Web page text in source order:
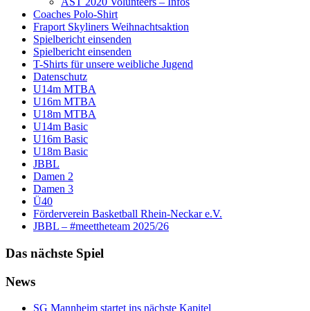
Coaches Polo-Shirt
Fraport Skyliners Weihnachtsaktion
Spielbericht einsenden
Spielbericht einsenden
T-Shirts für unsere weibliche Jugend
Datenschutz
U14m MTBA
U16m MTBA
U18m MTBA
U14m Basic
U16m Basic
U18m Basic
JBBL
Damen 2
Damen 3
Ü40
Förderverein Basketball Rhein-Neckar e.V.
JBBL – #meettheteam 2025/26
Das nächste Spiel
News
SG Mannheim startet ins nächste Kapitel